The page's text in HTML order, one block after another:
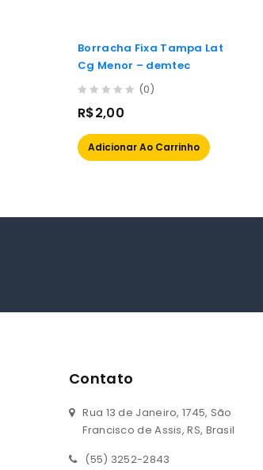
Borracha Fixa Tampa Lat
Cg Menor – demtec
out
5
(0)
R$2,00
Adicionar Ao Carrinho
Contato
Rua 13 de Janeiro, 1745, São
Francisco de Assis, RS, Brasil
(55) 3252-2843